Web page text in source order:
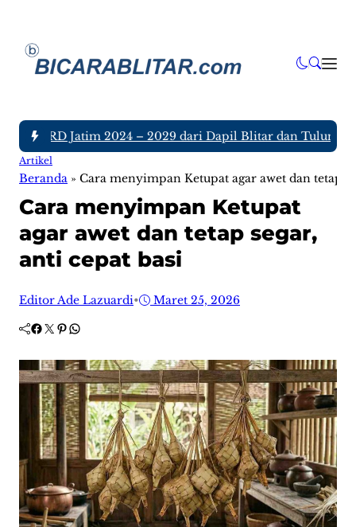
DPRD Jatim 2024 – 2029 dari Dapil Blitar dan
Artikel
Beranda » Cara menyimpan Ketupat agar awet dan tetap
Cara menyimpan Ketupat
agar awet dan tetap segar,
anti cepat basi
Editor Ade Lazuardi• Maret 25, 2026
Facebook Twitter Pinterest WhatsApp